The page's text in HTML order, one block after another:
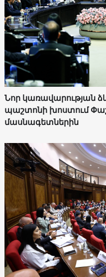
Նոր կառավարության
պաշտոնի խոստում
մասնագետներին